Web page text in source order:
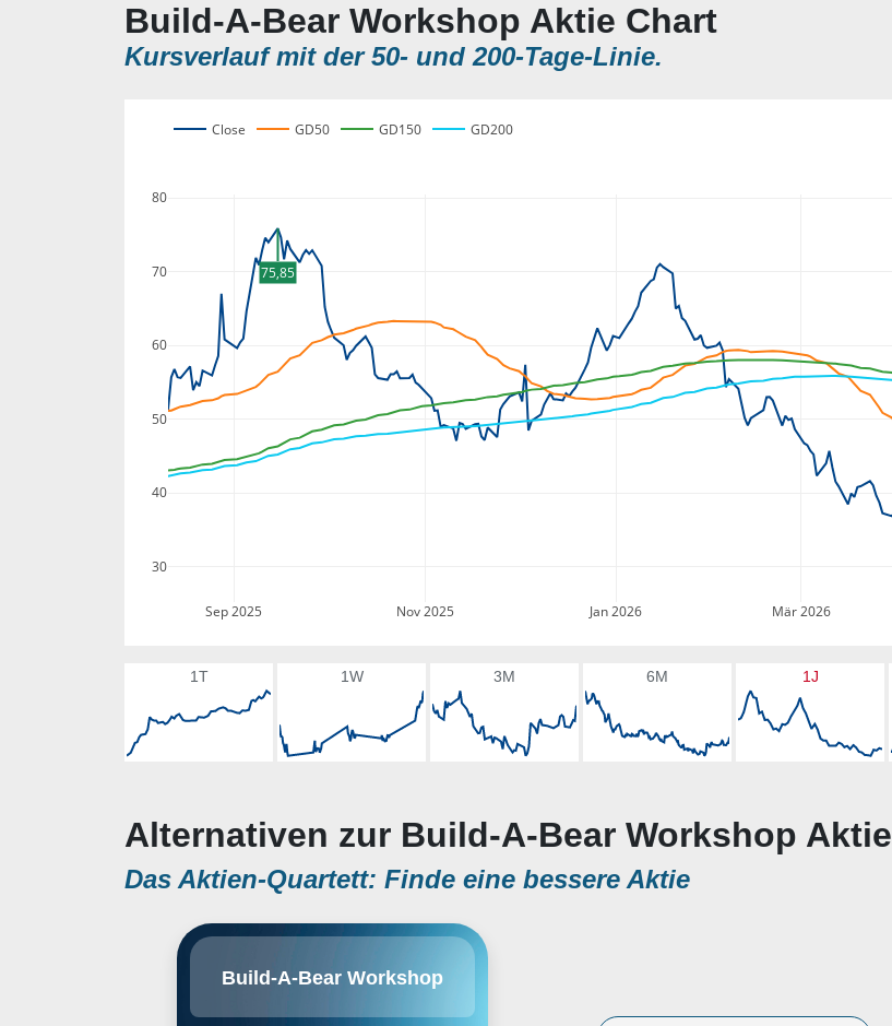
Build-A-Bear Workshop Aktie Chart
Kursverlauf mit der 50- und 200-Tage-Linie.
Sep 2025 Nov 2025 Jan 2026 Mär 2026
30
40
50
60
70
80
Close GD50 GD150 GD200
75,85
1T 1W 3M 6M 1J
Alternativen zur Build-A-Bear Workshop Aktie
Das Aktien-Quartett: Finde eine bessere Aktie
Build-A-Bear Workshop
engages in the provision of
experiences. It operates through